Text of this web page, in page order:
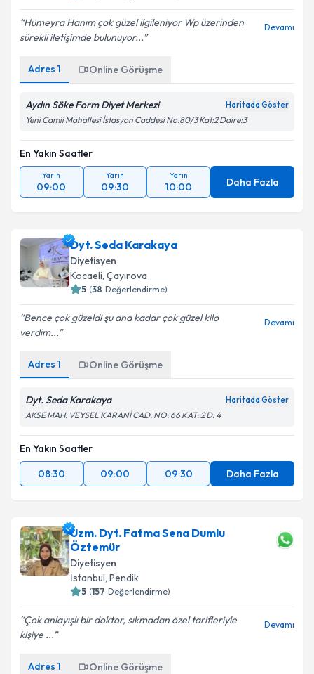
Kişisel verilerimin işlenmesine ilişkinAydınlatma
Metni 'ni okudum ve kişisel verilerimin belirtilen
Takvim Talebini Gönder
Hümeyra Hanım çok güzel ilgileniyor Wp üzerinden
sürekli iletişimde bulunuyor...
Devamı
Adres 1 Online Görüşme
Aydın Söke Form Diyet Merkezi Haritada Göster
Yeni Camii Mahallesi İstasyon Caddesi No.80/3 Kat:2 Daire:3
En Yakın Saatler
Yarın
09:00
Yarın
09:30
Yarın
10:00 Daha Fazla
Dyt. Seda Karakaya
Diyetisyen
Kocaeli, Çayırova
5 (38 Değerlendirme)
Bence çok güzeldi şu ana kadar çok güzel kilo
verdim...
Devamı
Adres 1 Online Görüşme
Dyt. Seda Karakaya Haritada Göster
AKSE MAH. VEYSEL KARANİ CAD. NO: 66 KAT: 2 D: 4
En Yakın Saatler
08:30
09:00 09:30 Daha Fazla
Uzm. Dyt. Fatma Sena Dumlu
Öztemür
Diyetisyen
İstanbul, Pendik
5 (157 Değerlendirme)
Çok anlayışlı bir doktor, sıkmadan özel tarifleriyle
kişiye ...
Devamı
Adres 1 Online Görüşme